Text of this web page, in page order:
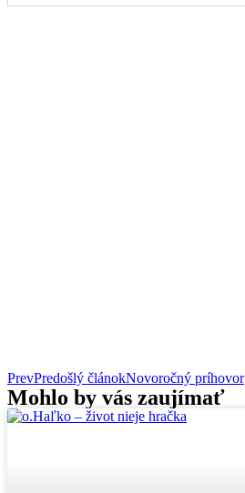
PrevPredošlý článokNovoročný príhovor
Mohlo by vás zaujímať